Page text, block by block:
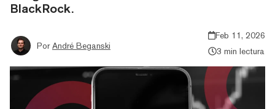
BlackRock.
Por André Beganski
Feb 11, 2026
3 min lectura